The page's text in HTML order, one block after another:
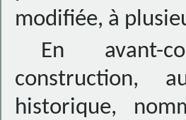
modifiée, à
En avant-
construction,
historique,